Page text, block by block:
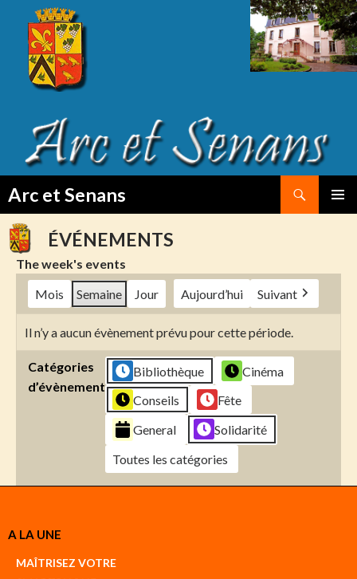
Arc et Senans
TO
CONTENTÉVÉNEMENTS
The week's events
Mois
Semaine Jour Aujourd’hui Suivant
Il n’y a aucun évènement prévu pour cette période.
Catégories
d’évènement
Bibliothèque
Cinéma
Conseils
Fête
General
Solidarité
Toutes les catégories
Créer
compte
A LA UNE
MAÎTRISEZ VOTRE